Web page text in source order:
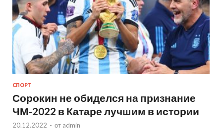
СПОРТ
Сорокин не обиделся на признание
ЧМ-2022 в Катаре лучшим в истории
20.12.2022 - от admin